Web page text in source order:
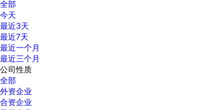
全部
今天
最近3天
最近7天
最近一个月
最近三个月
公司性质
全部
外资企业
合资企业